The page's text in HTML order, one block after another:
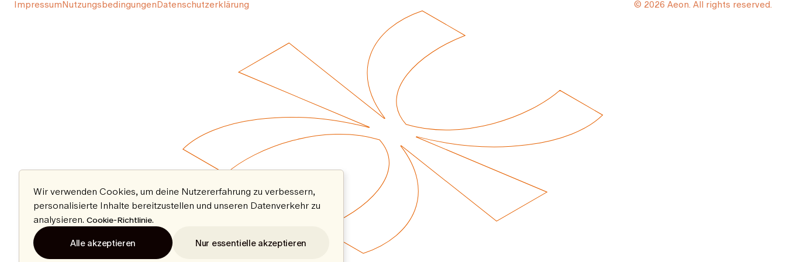
ImpressumNutzungsbedingungenDatenschutzerklärung © 2026 Aeon. All rights reserved.
Wir verwenden Cookies, um deine Nutzererfahrung zu verbessern,
personalisierte Inhalte bereitzustellen und unseren Datenverkehr zu
analysieren. Cookie-Richtlinie.
Alle akzeptieren Nur essentielle akzeptieren